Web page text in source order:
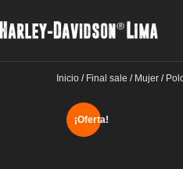
Inicio / Final sale / Mujer /
¡Oferta!